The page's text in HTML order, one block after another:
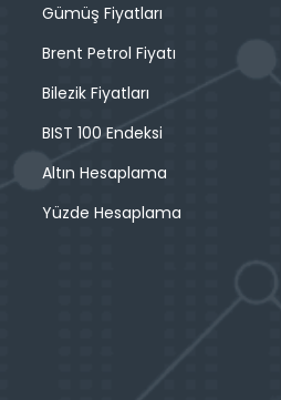
Gümüş Fiyatları
Brent Petrol Fiyatı
Bilezik Fiyatları
BIST 100 Endeksi
Altın Hesaplama
Yüzde Hesaplama